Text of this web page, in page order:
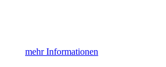
mehr Informationen